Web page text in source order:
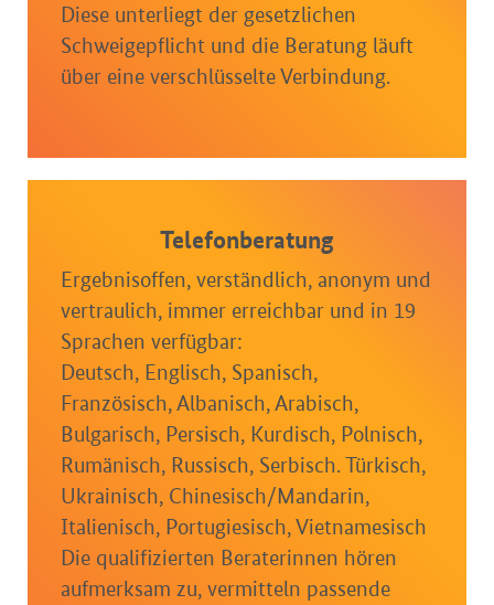
Diese unterliegt der gesetzlichen
Schweigepflicht und die Beratung läuft
über eine verschlüsselte Verbindung.
Telefonberatung
Ergebnisoffen, verständlich, anonym und
vertraulich, immer erreichbar und in 19
Sprachen verfügbar:
Deutsch, Englisch, Spanisch,
Französisch, Albanisch, Arabisch,
Bulgarisch, Persisch, Kurdisch, Polnisch,
Rumänisch, Russisch, Serbisch. Türkisch,
Ukrainisch, Chinesisch/Mandarin,
Italienisch, Portugiesisch, Vietnamesisch
Die qualifizierten Beraterinnen hören
aufmerksam zu, vermitteln passende